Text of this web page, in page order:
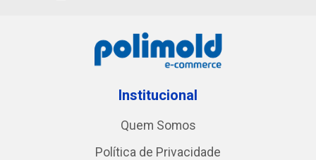
Institucional
Quem Somos
Política de Privacidade